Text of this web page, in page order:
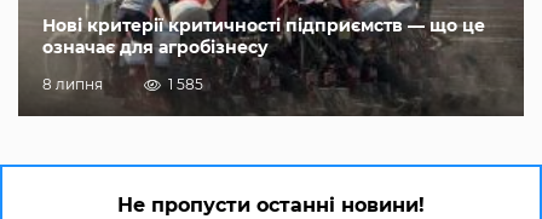
Нові критерії критичності підприємств — що це
означає для агробізнесу
8 липня 1 585
Не пропусти останні новини!